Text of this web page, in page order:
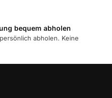
bequem abholen
abholen. Keine